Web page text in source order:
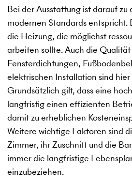
Bei der Ausstattung ist darauf zu
modernen Standards entspricht.
die Heizung, die möglichst
arbeiten sollte. Auch die
Fensterdichtungen,
elektrischen Installation sind
Grundsätzlich gilt, dass eine
langfristig einen effizienten
damit zu erheblichen
Weitere wichtige Faktoren sind
Zimmer, ihr Zuschnitt und die
immer die langfristige
einzubeziehen.